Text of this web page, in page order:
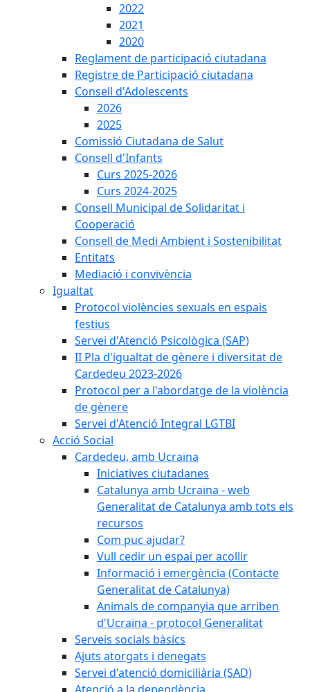
2022
2021
2020
Reglament de participació ciutadana
Registre de Participació ciutadana
Consell d'Adolescents
2026
2025
Comissió Ciutadana de Salut
Consell d'Infants
Curs 2025-2026
Curs 2024-2025
Consell Municipal de Solidaritat i
Cooperació
Consell de Medi Ambient i Sostenibilitat
Entitats
Mediació i convivència
Igualtat
Protocol violències sexuals en espais
festius
Servei d'Atenció Psicològica (SAP)
II Pla d'igualtat de gènere i diversitat de
Cardedeu 2023-2026
Protocol per a l'abordatge de la violència
de gènere
Servei d'Atenció Integral LGTBI
Acció Social
Cardedeu, amb Ucraïna
Iniciatives ciutadanes
Catalunya amb Ucraïna - web
Generalitat de Catalunya amb tots els
recursos
Com puc ajudar?
Vull cedir un espai per acollir
Informació i emergència (Contacte
Generalitat de Catalunya)
Animals de companyia que arriben
d'Ucraïna - protocol Generalitat
Serveis socials bàsics
Ajuts atorgats i denegats
Servei d'atenció domiciliària (SAD)